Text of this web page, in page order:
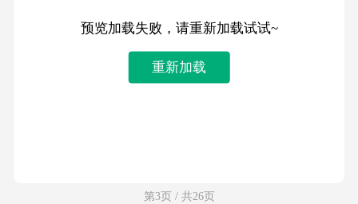
预览加载失败，请重新加载试试~
重新加载
第3页 / 共26页